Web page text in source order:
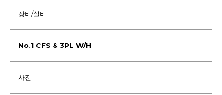
장비/설비
-
사진